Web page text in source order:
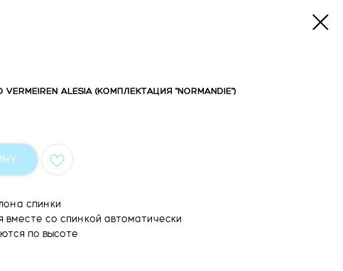
ALESIA (КОМПЛЕКТАЦИЯ "NORMANDIE")
спинки
вместе со спинкой автоматически
по высоте